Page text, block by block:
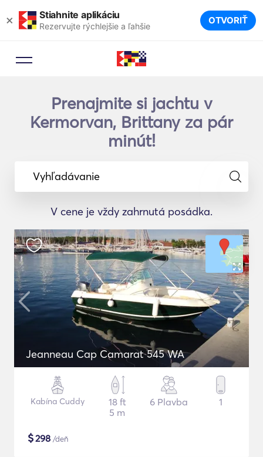
× Stiahnite aplikáciu
Rezervujte rýchlejšie a ľahšie OTVORIŤ
Prenajmite si jachtu v
Kermorvan, Brittany za pár
minút!
Vyhľadávanie
V cene je vždy zahrnutá posádka.
Jeanneau Cap Camarat 545 WA
Kabína Cuddy
18 ft
5 m
6 Plavba 1
$298 /deň